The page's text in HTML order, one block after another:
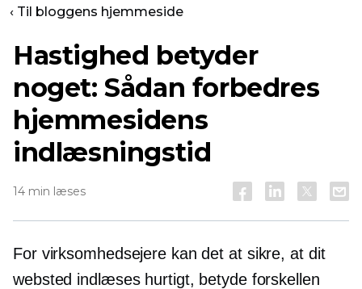
‹ Til bloggens hjemmeside
Hastighed betyder
noget: Sådan forbedres
hjemmesidens
indlæsningstid
14 min læses
For virksomhedsejere kan det at sikre, at dit
websted indlæses hurtigt, betyde forskellen